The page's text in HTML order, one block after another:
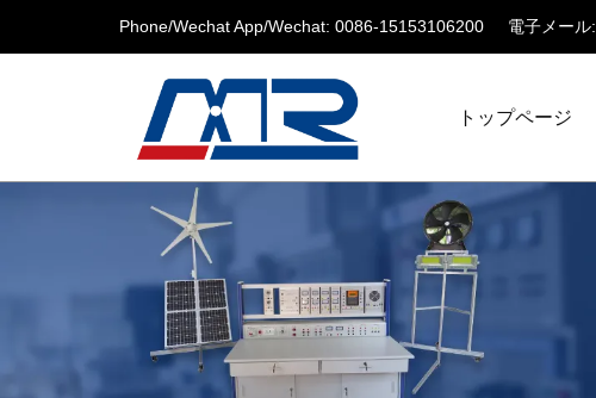
Phone/Wechat App/Wechat: 0086-15153106200 電子メール:
トップページ